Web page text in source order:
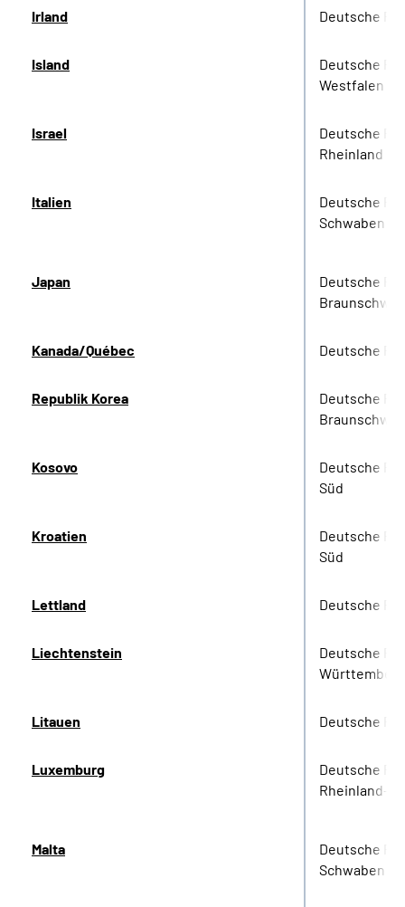
Irland Deutsche
Island
Deutsche
Westfalen
Israel
Deutsche
Rheinland
Italien
Deutsche
Schwaben
Japan
Deutsche
Kanada/Québec Deutsche
Republik Korea
Deutsche
Kosovo
Deutsche
Süd
Kroatien
Deutsche
Süd
Lettland Deutsche
Liechtenstein
Deutsche
Württemberg
Litauen Deutsche
Luxemburg
Deutsche
Rheinland-
Malta
Deutsche
Schwaben